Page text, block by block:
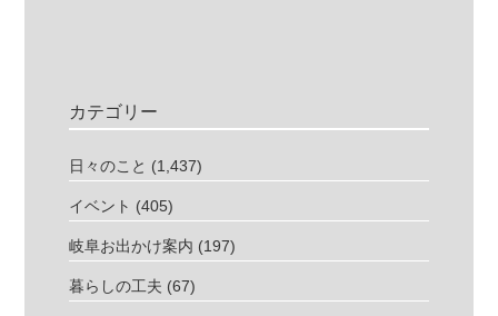
カテゴリー
日々のこと (1,437)
イベント (405)
岐阜お出かけ案内 (197)
暮らしの工夫 (67)